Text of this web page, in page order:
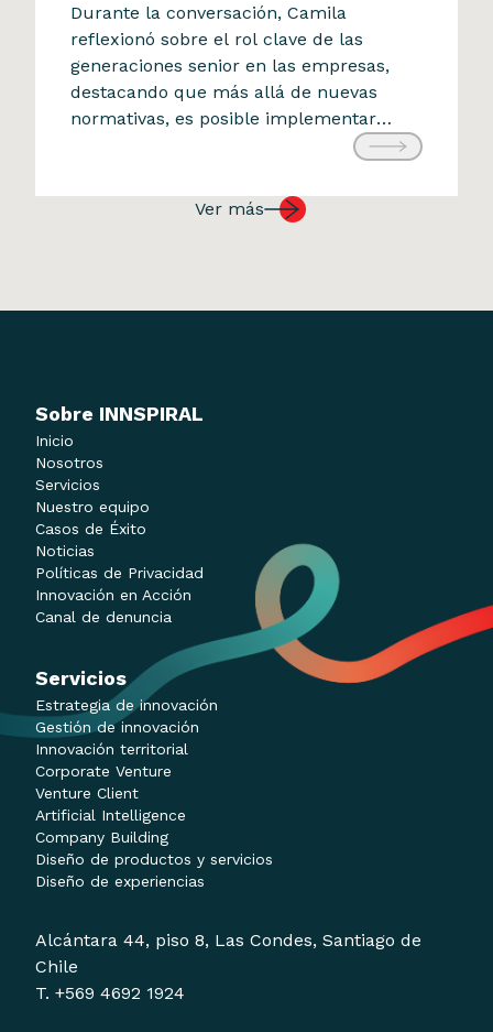
Diario Financiero
Camila Mohr participó en
encuentro #SomosFinancieras
sobre retención de talento 50+
17 de julio de 2025
Durante la conversación, Camila
reflexionó sobre el rol clave de las
generaciones senior en las empresas,
destacando que más allá de nuevas
normativas, es posible implementar
estrategias que reconozcan su aporte en
organizacional, el propósito y la
experiencia acumulada. El encuentro
Ver más
Sobre INNSPIRAL
Inicio
Nosotros
Servicios
Nuestro equipo
Casos de Éxito
Noticias
Políticas de Privacidad
Innovación en Acción
Canal de denuncia
Servicios
Estrategia de innovación
Gestión de innovación
Innovación territorial
Corporate Venture
Venture Client
Artificial Intelligence
Company Building
Diseño de productos y servicios
Diseño de experiencias
Alcántara 44, piso 8, Las Condes, Santiago de
Chile
T. +569 4692 1924